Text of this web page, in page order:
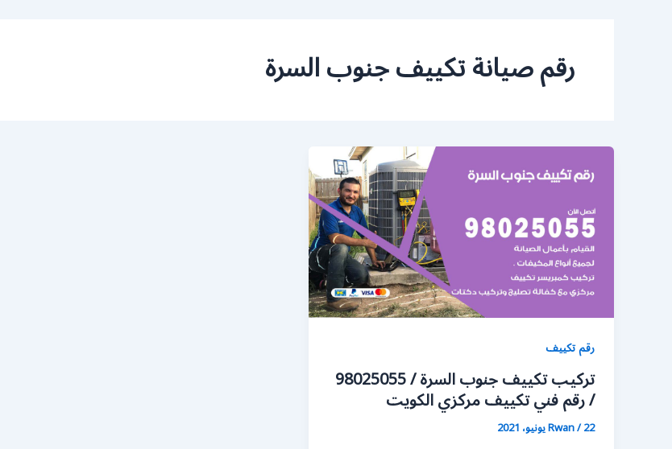
رقم صيانة تكييف جنوب السرة
رقم تكييف
تركيب تكييف جنوب السرة / 98025055
/ رقم فني تكييف مركزي الكويت
Rwan/22 يونيو، 2021